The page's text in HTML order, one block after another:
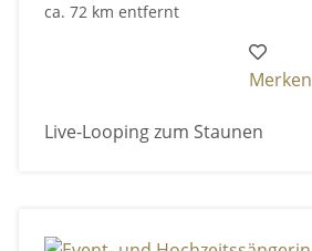
ca. 72 km entfernt
Merken
Live-Looping zum Staunen